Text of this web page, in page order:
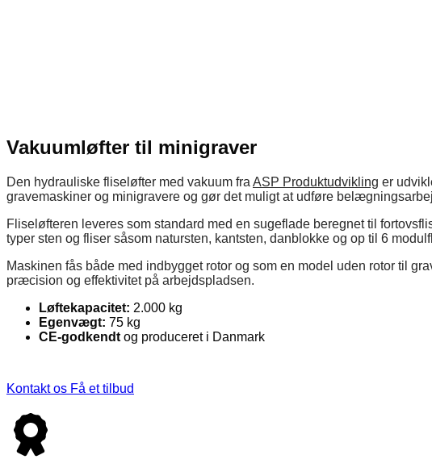
Vakuumløfter til minigraver
Den hydrauliske fliseløfter med vakuum fra ASP Produktudvikling er
gravemaskiner og minigravere og gør det muligt at udføre
Fliseløfteren leveres som standard med en sugeflade beregnet til
typer sten og fliser såsom natursten, kantsten, danblokke og op til 6
Maskinen fås både med indbygget rotor og som en model uden rotor til
præcision og effektivitet på arbejdspladsen.
Løftekapacitet: 2.000 kg
Egenvægt: 75 kg
CE-godkendt og produceret i Danmark
Kontakt os Få et tilbud